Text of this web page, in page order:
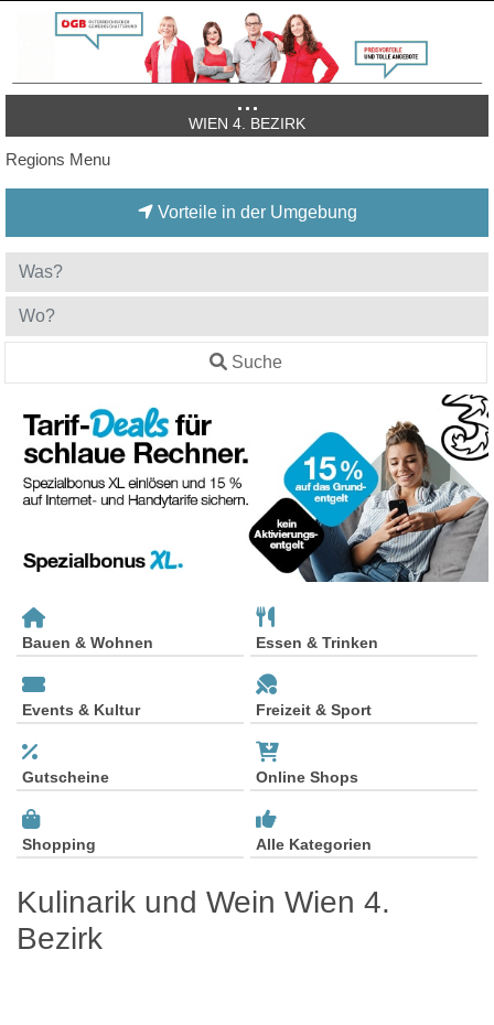
WIEN 4. BEZIRK
Regions Menu
Vorteile in der Umgebung
Suche
Bauen & Wohnen Essen & Trinken
Events & Kultur Freizeit & Sport
Gutscheine Online Shops
Shopping Alle Kategorien
Kulinarik und Wein Wien 4.
Bezirk